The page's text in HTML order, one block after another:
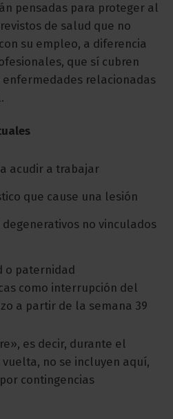
pensadas para proteger al
de salud que no
su empleo, a diferencia
que sí cubren
relacionadas
acudir a trabajar
que cause una lesión
no vinculados
o paternidad
como interrupción del
a partir de la semana 39
es decir, durante el
no se incluyen aquí,
contingencias